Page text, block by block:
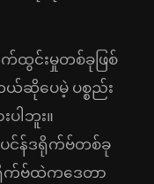
ထွင်းမှုတစ်ခုဖြစ်
ယ်ဆိုပေမဲ့ ပစ္စည်း
ါဘူး။
င်န်ဒရိုက်ဗ်တစ်ခု
ရိုက်ဗ်ထဲကဒေတာ